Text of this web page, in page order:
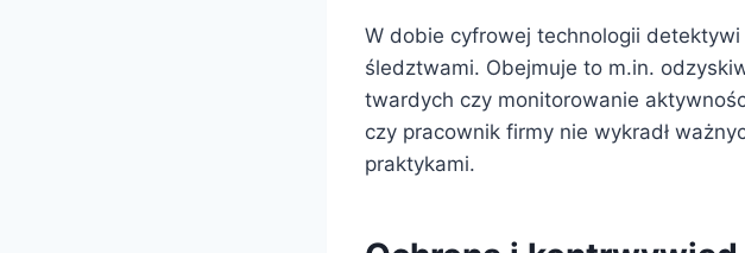
W dobie cyfrowej technologii
śledztwami. Obejmuje to m.in.
twardych czy monitorowanie
czy pracownik firmy nie wykradł
praktykami.